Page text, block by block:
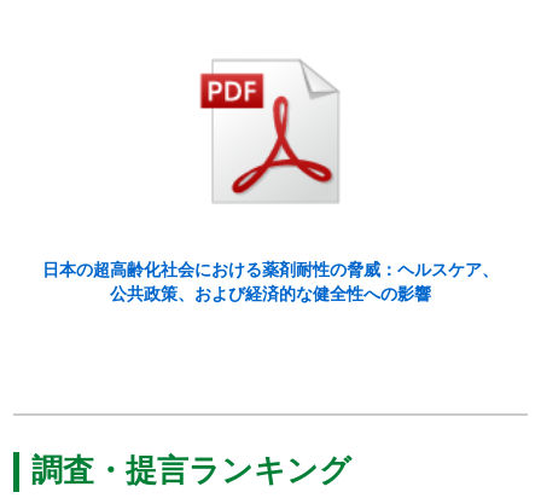
日本の超高齢化社会における薬剤耐性の脅威：ヘルスケア、
公共政策、および経済的な健全性への影響
調査・提言ランキング